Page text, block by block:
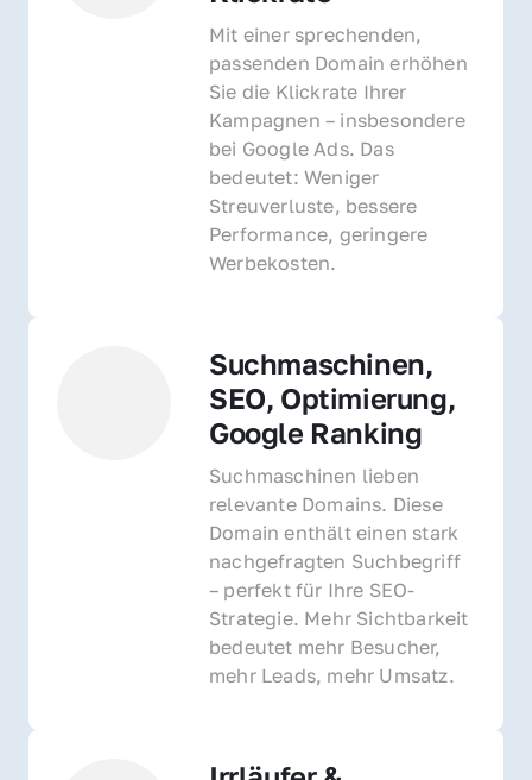
Mit einer sprechenden,
passenden Domain erhöhen
Sie die Klickrate Ihrer
Kampagnen – insbesondere
bei Google Ads. Das
bedeutet: Weniger
Streuverluste, bessere
Performance, geringere
Werbekosten.
Suchmaschinen,
SEO, Optimierung,
Google Ranking
Suchmaschinen lieben
relevante Domains. Diese
Domain enthält einen stark
nachgefragten Suchbegriff
– perfekt für Ihre SEO-
Strategie. Mehr Sichtbarkeit
bedeutet mehr Besucher,
mehr Leads, mehr Umsatz.